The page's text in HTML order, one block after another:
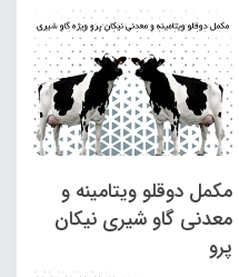
مکمل دوقلو ویتامینه و
معدنی گاو شیری نیکان
پرو